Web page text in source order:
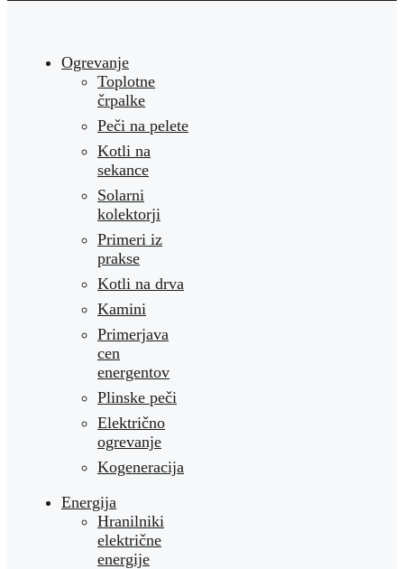
Ogrevanje
Toplotne
črpalke
Peči na pelete
Kotli na
sekance
Solarni
kolektorji
Primeri iz
prakse
Kotli na drva
Kamini
Primerjava
cen
energentov
Plinske peči
Električno
ogrevanje
Kogeneracija
Energija
Hranilniki
električne
energije